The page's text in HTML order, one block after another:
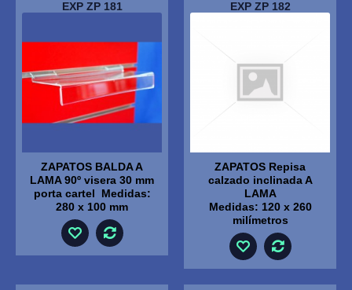
EXP ZP 181
ZAPATOS BALDA A
LAMA 90º visera 30 mm
porta cartel Medidas:
280 x 100 mm
EXP ZP 182
ZAPATOS Repisa
calzado inclinada A
LAMA
Medidas: 120 x 260
milímetros